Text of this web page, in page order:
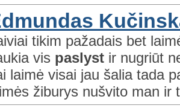
tikim pažadais bet
vis paslyst ir nugriūt
laimė visai jau šalia tada
žiburys nušvito man ir